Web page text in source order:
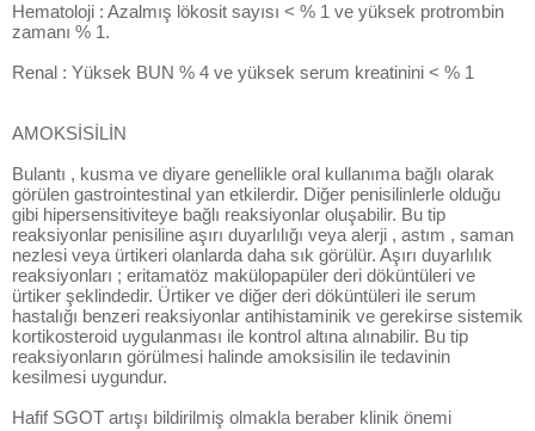
Hematoloji : Azalmış lökosit sayısı < % 1 ve yüksek protrombin
zamanı % 1.
Renal : Yüksek BUN % 4 ve yüksek serum kreatinini < % 1
AMOKSİSİLİN
Bulantı , kusma ve diyare genellikle oral kullanıma bağlı olarak
görülen gastrointestinal yan etkilerdir. Diğer penisilinlerle olduğu
gibi hipersensitiviteye bağlı reaksiyonlar oluşabilir. Bu tip
reaksiyonlar penisiline aşırı duyarlılığı veya alerji , astım , saman
nezlesi veya ürtikeri olanlarda daha sık görülür. Aşırı duyarlılık
reaksiyonları ; eritamatöz makülopapüler deri döküntüleri ve
ürtiker şeklindedir. Ürtiker ve diğer deri döküntüleri ile serum
hastalığı benzeri reaksiyonlar antihistaminik ve gerekirse sistemik
kortikosteroid uygulanması ile kontrol altına alınabilir. Bu tip
reaksiyonların görülmesi halinde amoksisilin ile tedavinin
kesilmesi uygundur.
Hafif SGOT artışı bildirilmiş olmakla beraber klinik önemi